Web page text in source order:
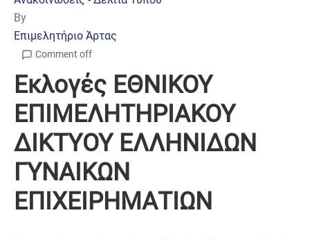
By
Επιμελητήριο Άρτας
Comment off
Εκλογές ΕΘΝΙΚΟΥ
ΕΠΙΜΕΛΗΤΗΡΙΑΚΟΥ
ΔΙΚΤΥΟΥ ΕΛΛΗΝΙΔΩΝ
ΓΥΝΑΙΚΩΝ
ΕΠΙΧΕΙΡΗΜΑΤΙΩΝ